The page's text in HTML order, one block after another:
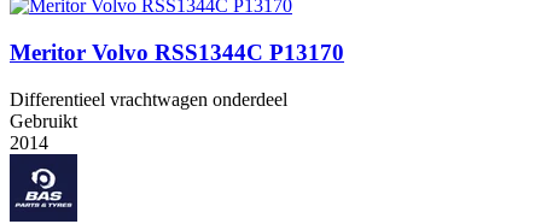
Meritor Volvo RSS1344C P13170
Differentieel vrachtwagen onderdeel
Gebruikt
2014